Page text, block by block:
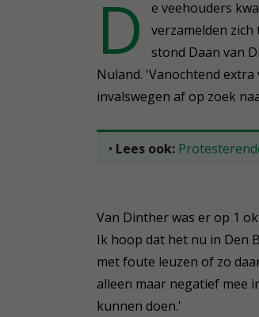
minutes,
12
90%
D
e veehouders
verzamelden zich
stond Daan van
Nuland. 'Vanochtend
invalswegen af op zoek
• Lees ook:
Van Dinther was er op 1
Ik hoop dat het nu in Den
met foute leuzen of zo
alleen maar negatief mee
kunnen doen.'